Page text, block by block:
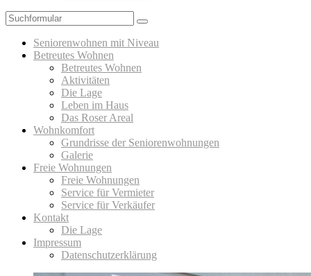
Suchen
Seniorenwohnen mit Niveau
Betreutes Wohnen
Betreutes Wohnen
Aktivitäten
Die Lage
Leben im Haus
Das Roser Areal
Wohnkomfort
Grundrisse der Seniorenwohnungen
Galerie
Freie Wohnungen
Freie Wohnungen
Service für Vermieter
Service für Verkäufer
Kontakt
Die Lage
Impressum
Datenschutzerklärung